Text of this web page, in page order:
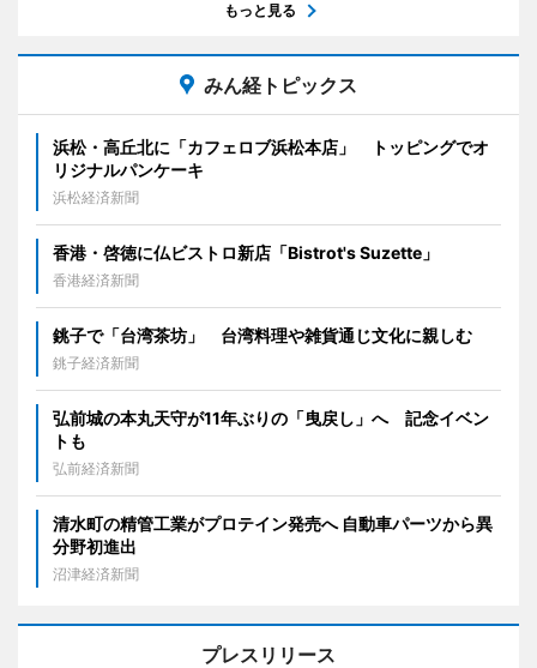
もっと見る
みん経トピックス
浜松・高丘北に「カフェロブ浜松本店」 トッピングでオ
リジナルパンケーキ
浜松経済新聞
香港・啓徳に仏ビストロ新店「Bistrot's Suzette」
香港経済新聞
銚子で「台湾茶坊」 台湾料理や雑貨通じ文化に親しむ
銚子経済新聞
弘前城の本丸天守が11年ぶりの「曳戻し」へ 記念イベン
トも
弘前経済新聞
清水町の精管工業がプロテイン発売へ 自動車パーツから異
分野初進出
沼津経済新聞
プレスリリース